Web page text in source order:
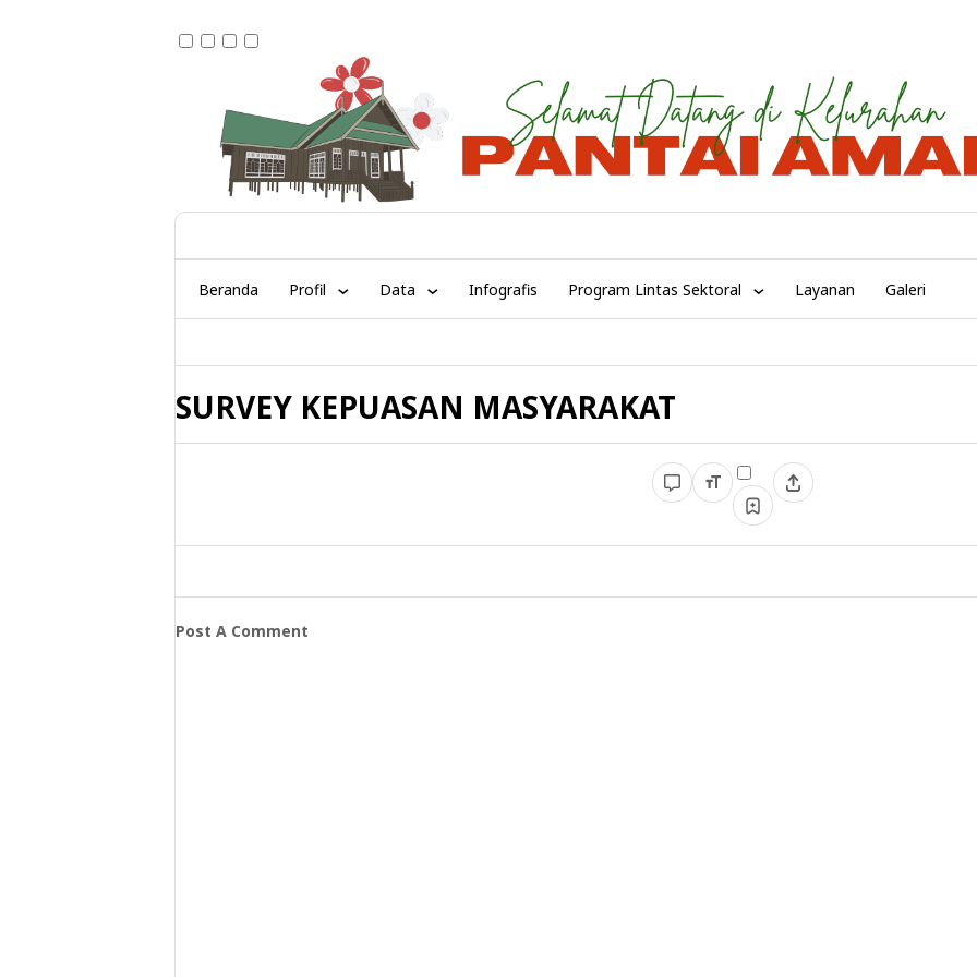
Beranda Profil Data Infografis Program Lintas Sektoral Layanan Galeri
SURVEY KEPUASAN MASYARAKAT
Post A Comment